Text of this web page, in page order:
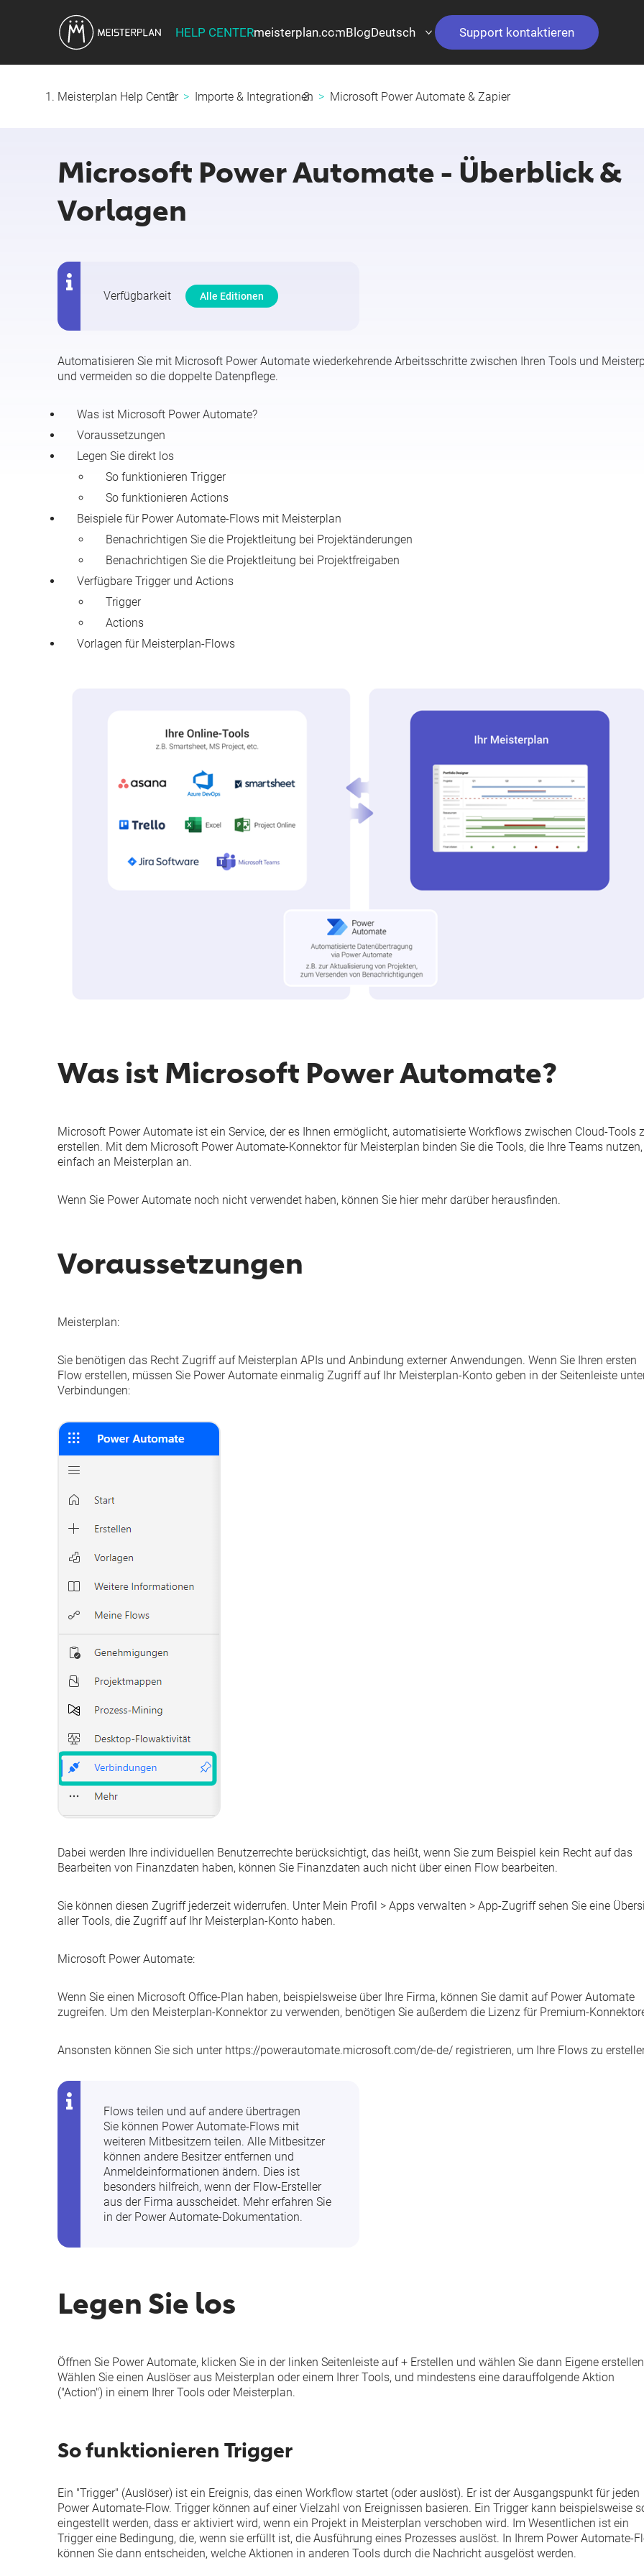
HELP CENTERmeisterplan.comBlogDeutsch Support kontaktieren
Meisterplan Help Center Importe & Integrationen Microsoft Power Automate & Zapier
Microsoft Power Automate - Überblick &
Vorlagen
Verfügbarkeit Alle Editionen
Automatisieren Sie mit Microsoft Power Automate wiederkehrende Arbeitsschritte zwischen Ihren Tools und
und vermeiden so die doppelte Datenpflege.
Was ist Microsoft Power Automate?
Voraussetzungen
Legen Sie direkt los
So funktionieren Trigger
So funktionieren Actions
Beispiele für Power Automate-Flows mit Meisterplan
Benachrichtigen Sie die Projektleitung bei Projektänderungen
Benachrichtigen Sie die Projektleitung bei Projektfreigaben
Verfügbare Trigger und Actions
Trigger
Actions
Vorlagen für Meisterplan-Flows
Was ist Microsoft Power Automate?
Microsoft Power Automate ist ein Service, der es Ihnen ermöglicht, automatisierte Workflows zwischen Cloud-Tools
erstellen. Mit dem Microsoft Power Automate-Konnektor für Meisterplan binden Sie die Tools, die Ihre Teams nutzen,
einfach an Meisterplan an.
Wenn Sie Power Automate noch nicht verwendet haben, können Sie hiermehr darüber herausfinden.
Voraussetzungen
Meisterplan:
Sie benötigen das Recht Zugriff auf Meisterplan APIs und Anbindung externer Anwendungen. Wenn Sie Ihren ersten
Flow erstellen, müssen Sie Power Automate einmalig Zugriff auf Ihr Meisterplan-Konto geben in der Seitenleiste
Verbindungen:
Dabei werden Ihre individuellen Benutzerrechte berücksichtigt, das heißt, wenn Sie zum Beispiel kein Recht auf das
Bearbeiten von Finanzdaten haben, können Sie Finanzdaten auch nicht über einen Flow bearbeiten.
Sie können diesen Zugriff jederzeit widerrufen. Unter Mein Profil > Apps verwalten > App-Zugriffsehen Sie eine
aller Tools, die Zugriff auf Ihr Meisterplan-Konto haben.
Microsoft Power Automate:
Wenn Sie einen Microsoft Office-Plan haben, beispielsweise über Ihre Firma, können Sie damit auf Power Automate
zugreifen. Um den Meisterplan-Konnektor zu verwenden, benötigen Sie außerdem die Lizenz für Premium-
Ansonsten können Sie sich unter https://powerautomate.microsoft.com/de-de/ registrieren, um Ihre Flows zu
Flows teilen und auf andere übertragen
Sie können Power Automate-Flows mit
weiteren Mitbesitzern teilen. Alle Mitbesitzer
können andere Besitzer entfernen und
Anmeldeinformationen ändern. Dies ist
besonders hilfreich, wenn der Flow-Ersteller
aus der Firma ausscheidet. Mehr erfahren Sie
in der Power Automate-Dokumentation.
Legen Sie los
Öffnen Sie Power Automate, klicken Sie in der linken Seitenleiste auf+ Erstellen und wählen Sie dann Eigene erstellen
Wählen Sie einen Auslöser aus Meisterplan oder einem Ihrer Tools, und mindestens eine darauffolgende Aktion
("Action") in einem Ihrer Tools oder Meisterplan.
So funktionieren Trigger
Ein "Trigger" (Auslöser) ist ein Ereignis, das einen Workflow startet (oder auslöst). Er ist der Ausgangspunkt für jeden
Power Automate-Flow. Trigger können auf einer Vielzahl von Ereignissen basieren. Ein Trigger kann beispielsweise
eingestellt werden, dass er aktiviert wird, wenn ein Projekt in Meisterplan verschoben wird. Im Wesentlichen ist ein
Trigger eine Bedingung, die, wenn sie erfüllt ist, die Ausführung eines Prozesses auslöst. In Ihrem Power Automate-
können Sie dann entscheiden, welche Aktionen in anderen Tools durch die Nachricht ausgelöst werden.